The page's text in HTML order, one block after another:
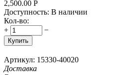
2,500.00 Р
Доступность: В наличии
Кол-во:
+
−
Купить
Артикул: 15330-40020
Доставка